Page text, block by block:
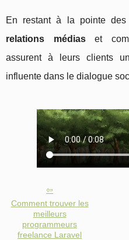
En restant à la pointe
relations médiaset
assurent à leurs clients
influente dans le dialogue
Comment trouver les
meilleurs
programmeurs
freelance Laravel